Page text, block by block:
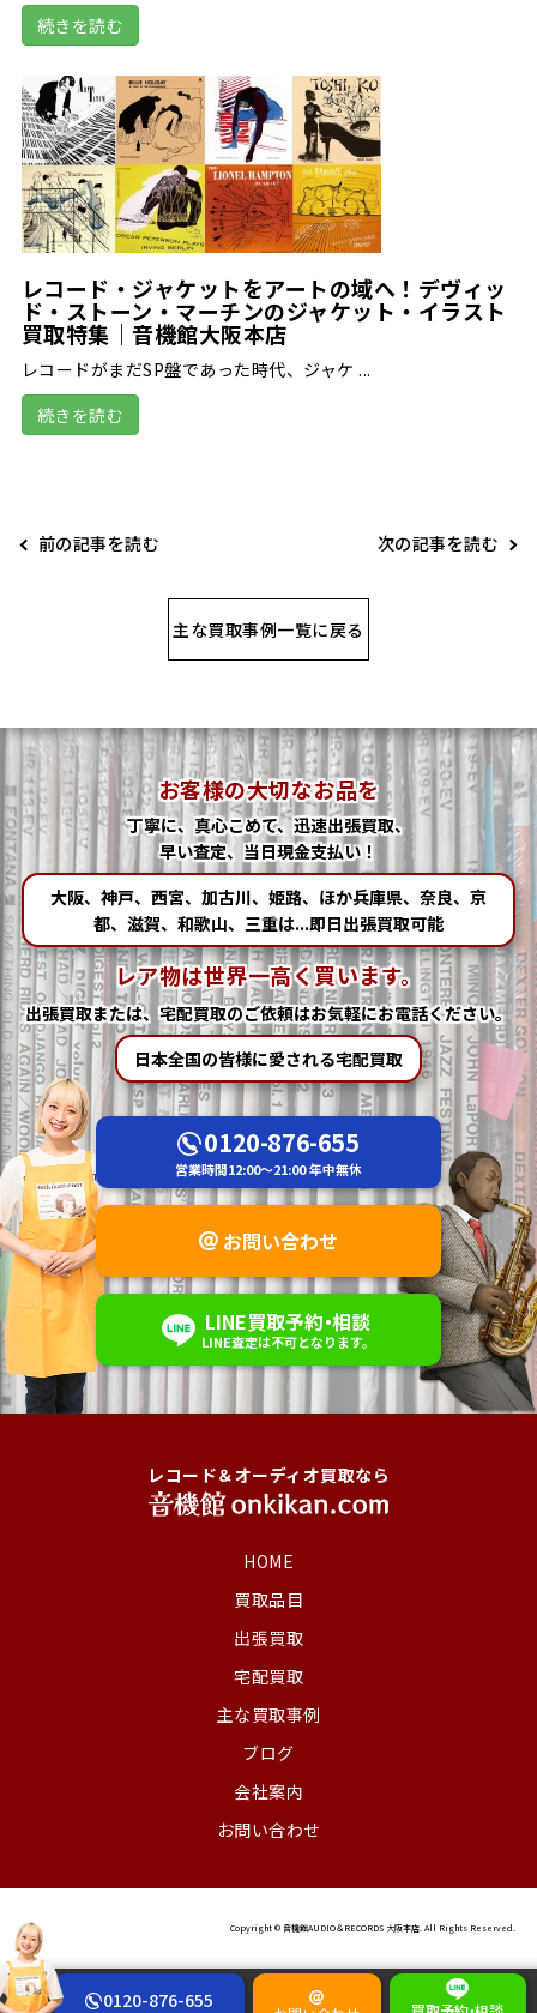
続きを読む
レコード・ジャケットをアートの域へ！デヴィッ
ド・ストーン・マーチンのジャケット・イラスト
買取特集｜音機館大阪本店
レコードがまだSP盤であった時代、ジャケ ...
続きを読む
前の記事を読む 次の記事を読む
主な買取事例一覧に戻る
お客様の大切なお品を
丁寧に、真心こめて、迅速出張買取、
早い査定、当日現金支払い！
大阪、神戸、西宮、加古川、姫路、ほか兵庫県、奈良、京
都、滋賀、和歌山、三重は...即日出張買取可能
レア物は世界一高く買います。
出張買取または、宅配買取のご依頼はお気軽にお電話ください。
日本全国の皆様に愛される宅配買取
0120-876-655
営業時間12:00～21:00年中無休
お問い合わせ
LINE買取予約・相談
LINE査定は不可となります。
レコード＆オーディオ買取なら
HOME
買取品目
出張買取
宅配買取
主な買取事例
ブログ
会社案内
お問い合わせ
Copyright © 音機館AUDIO＆RECORDS 大阪本店. All Rights Reserved.
0120-876-655